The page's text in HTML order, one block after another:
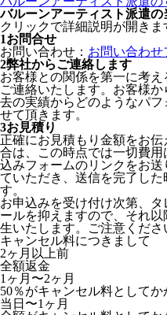
バルーンアーティスト派遣
クリックで詳細説明が開きま
1お問合せ
お問い合わせ： お問い合わせ
2弊社からご連絡します
お客様との関係を第一に考
ご連絡いたします。お客様
去の実績からどのようなパ
せて頂きます。
3お見積り
正確にお見積もり金額をお
合は、この時点では一切費
込みフォームのリンクをお
ていただき、送信を完了し
す。
お申込みを受け付け次第、
ールを抑えますので、それ
生いたします。ご注意くださ
キャンセル料につきまして
2ヶ月以上前
全額返金
1ヶ月〜2ヶ月
50％がキャンセル料としてか
当日〜1ヶ月